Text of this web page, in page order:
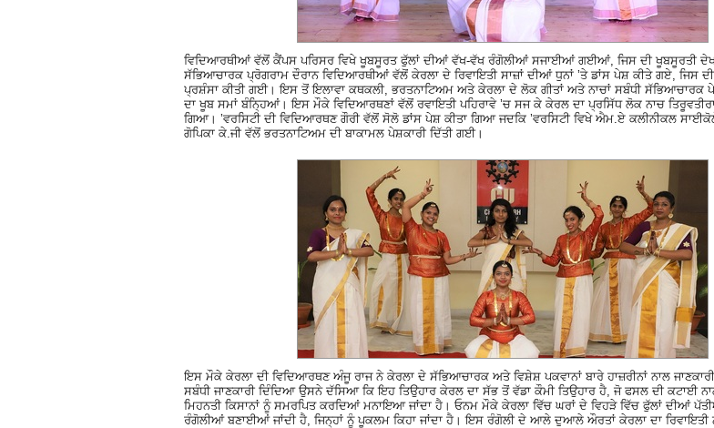
ਵਿਦਿਆਰਥੀਆਂ ਵੱਲੋਂ ਕੈਂਪਸ ਪਰਿਸਰ ਵਿਖੇ ਖੂਬਸੂਰਤ ਫੁੱਲਾਂ ਦੀਆਂ ਵੱਖ-ਵੱਖ ਰੰਗੋਲੀਆਂ ਸਜਾਈਆਂ ਗਈਆਂ, ਜਿਸ ਦੀ ਖੂਬਸੂਰਤੀ
ਸੱਭਿਆਚਾਰਕ ਪ੍ਰੋਗਰਾਮ ਦੌਰਾਨ ਵਿਦਿਆਰਥੀਆਂ ਵੱਲੋਂ ਕੇਰਲਾ ਦੇ ਰਿਵਾਇਤੀ ਸਾਜ਼ਾਂ ਦੀਆਂ ਧੁਨਾਂ ’ਤੇ ਡਾਂਸ ਪੇਸ਼ ਕੀਤੇ ਗਏ, ਜਿਸ ਦੀ
ਪ੍ਰਸ਼ੰਸਾ ਕੀਤੀ ਗਈ। ਇਸ ਤੋਂ ਇਲਾਵਾ ਕਥਕਲੀ, ਭਰਤਨਾਟਿਅਮ ਅਤੇ ਕੇਰਲਾ ਦੇ ਲੋਕ ਗੀਤਾਂ ਅਤੇ ਨਾਚਾਂ ਸਬੰਧੀ ਸੱਭਿਆਚਾਰਕ
ਦਾ ਖੂਬ ਸਮਾਂ ਬੰਨਿ੍ਹਆਂ। ਇਸ ਮੌਕੇ ਵਿਦਿਆਰਥਣਾਂ ਵੱਲੋਂ ਰਵਾਇਤੀ ਪਹਿਰਾਵੇ ’ਚ ਸਜ ਕੇ ਕੇਰਲ ਦਾ ਪ੍ਰਸਿੱਧ ਲੋਕ ਨਾਚ ਤਿਰੂਵਤੀਰਾ
ਗਿਆ। ’ਵਰਸਿਟੀ ਦੀ ਵਿਦਿਆਰਥਣ ਗੌਰੀ ਵੱਲੋਂ ਸੋਲੋ ਡਾਂਸ ਪੇਸ਼ ਕੀਤਾ ਗਿਆ ਜਦਕਿ ’ਵਰਸਿਟੀ ਵਿਖੇ ਐਮ.ਏ ਕਲੀਨੀਕਲ
ਗੋਪਿਕਾ ਕੇ.ਜੀ ਵੱਲੋਂ ਭਰਤਨਾਟਿਅਮ ਦੀ ਬਾਕਾਮਲ ਪੇਸ਼ਕਾਰੀ ਦਿੱਤੀ ਗਈ।
ਇਸ ਮੌਕੇ ਕੇਰਲਾ ਦੀ ਵਿਦਿਆਰਥਣ ਅੰਜੂ ਰਾਜ ਨੇ ਕੇਰਲਾ ਦੇ ਸੱਭਿਆਚਾਰਕ ਅਤੇ ਵਿਸ਼ੇਸ਼ ਪਕਵਾਨਾਂ ਬਾਰੇ ਹਾਜ਼ਰੀਨਾਂ ਨਾਲ
ਸਬੰਧੀ ਜਾਣਕਾਰੀ ਦਿੰਦਿਆ ਉਸਨੇ ਦੱਸਿਆ ਕਿ ਇਹ ਤਿਉਹਾਰ ਕੇਰਲ ਦਾ ਸੱਭ ਤੋਂ ਵੱਡਾ ਕੌਮੀ ਤਿਉਹਾਰ ਹੈ, ਜੋ ਫਸਲ ਦੀ ਕਟਾਈ
ਮਿਹਨਤੀ ਕਿਸਾਨਾਂ ਨੂੰ ਸਮਰਪਿਤ ਕਰਦਿਆਂ ਮਨਾਇਆ ਜਾਂਦਾ ਹੈ। ਓਨਮ ਮੌਕੇ ਕੇਰਲਾ ਵਿੱਚ ਘਰਾਂ ਦੇ ਵਿਹੜੇ ਵਿੱਚ ਫੁੱਲਾਂ ਦੀਆਂ
ਰੰਗੋਲੀਆਂ ਬਣਾਈਆਂ ਜਾਂਦੀ ਹੈ, ਜਿਨ੍ਹਾਂ ਨੂੰ ਪੂਕਲਮ ਕਿਹਾ ਜਾਂਦਾ ਹੈ। ਇਸ ਰੰਗੋਲੀ ਦੇ ਆਲੇ ਦੁਆਲੇ ਔਰਤਾਂ ਕੇਰਲਾ ਦਾ ਰਿਵਾਇਤੀ